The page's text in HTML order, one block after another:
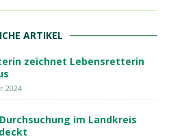
ARTIKEL
zeichnet Lebensretterin
2024
im Landkreis